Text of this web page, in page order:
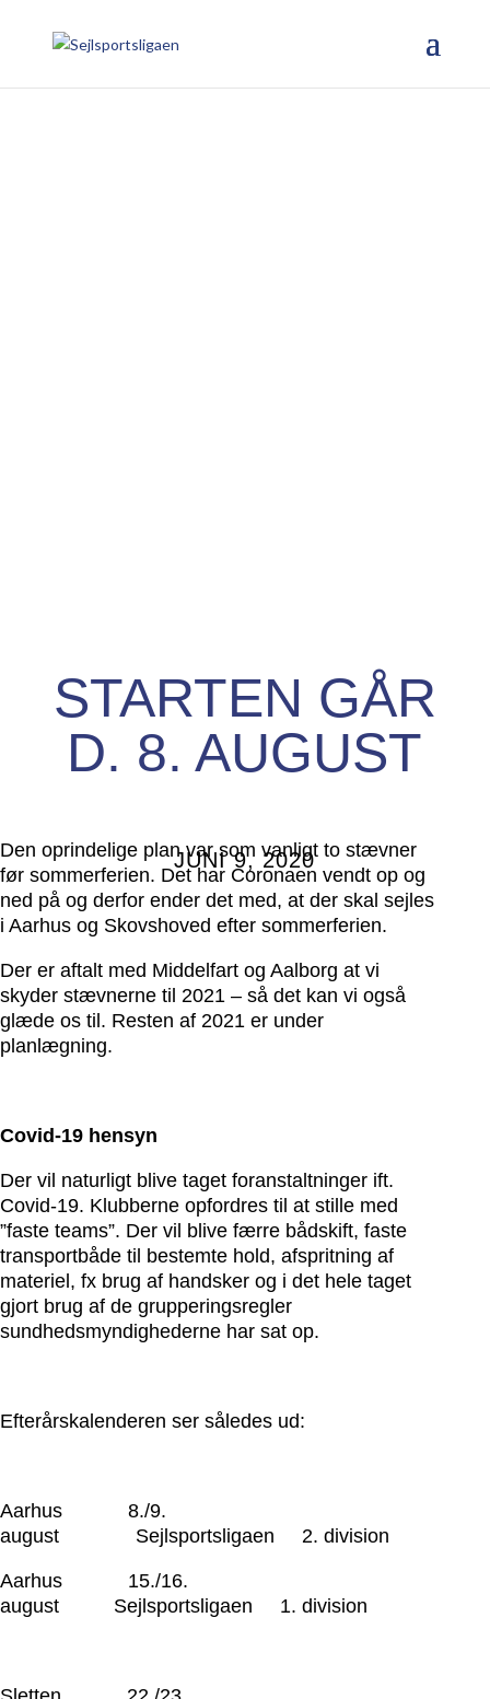
STARTEN GÅR
D. 8. AUGUST
JUNI 9, 2020
Den oprindelige plan var som vanligt to stævner
før sommerferien. Det har Coronaen vendt op og
ned på og derfor ender det med, at der skal sejles
i Aarhus og Skovshoved efter sommerferien.
Der er aftalt med Middelfart og Aalborg at vi
skyder stævnerne til 2021 – så det kan vi også
glæde os til. Resten af 2021 er under
planlægning.
Covid-19 hensyn
Der vil naturligt blive taget foranstaltninger ift.
Covid-19. Klubberne opfordres til at stille med
”faste teams”. Der vil blive færre bådskift, faste
transportbåde til bestemte hold, afspritning af
materiel, fx brug af handsker og i det hele taget
gjort brug af de grupperingsregler
sundhedsmyndighederne har sat op.
Efterårskalenderen ser således ud:
Aarhus 8./9.
august Sejlsportsligaen 2. division
Aarhus 15./16.
august Sejlsportsligaen 1. division